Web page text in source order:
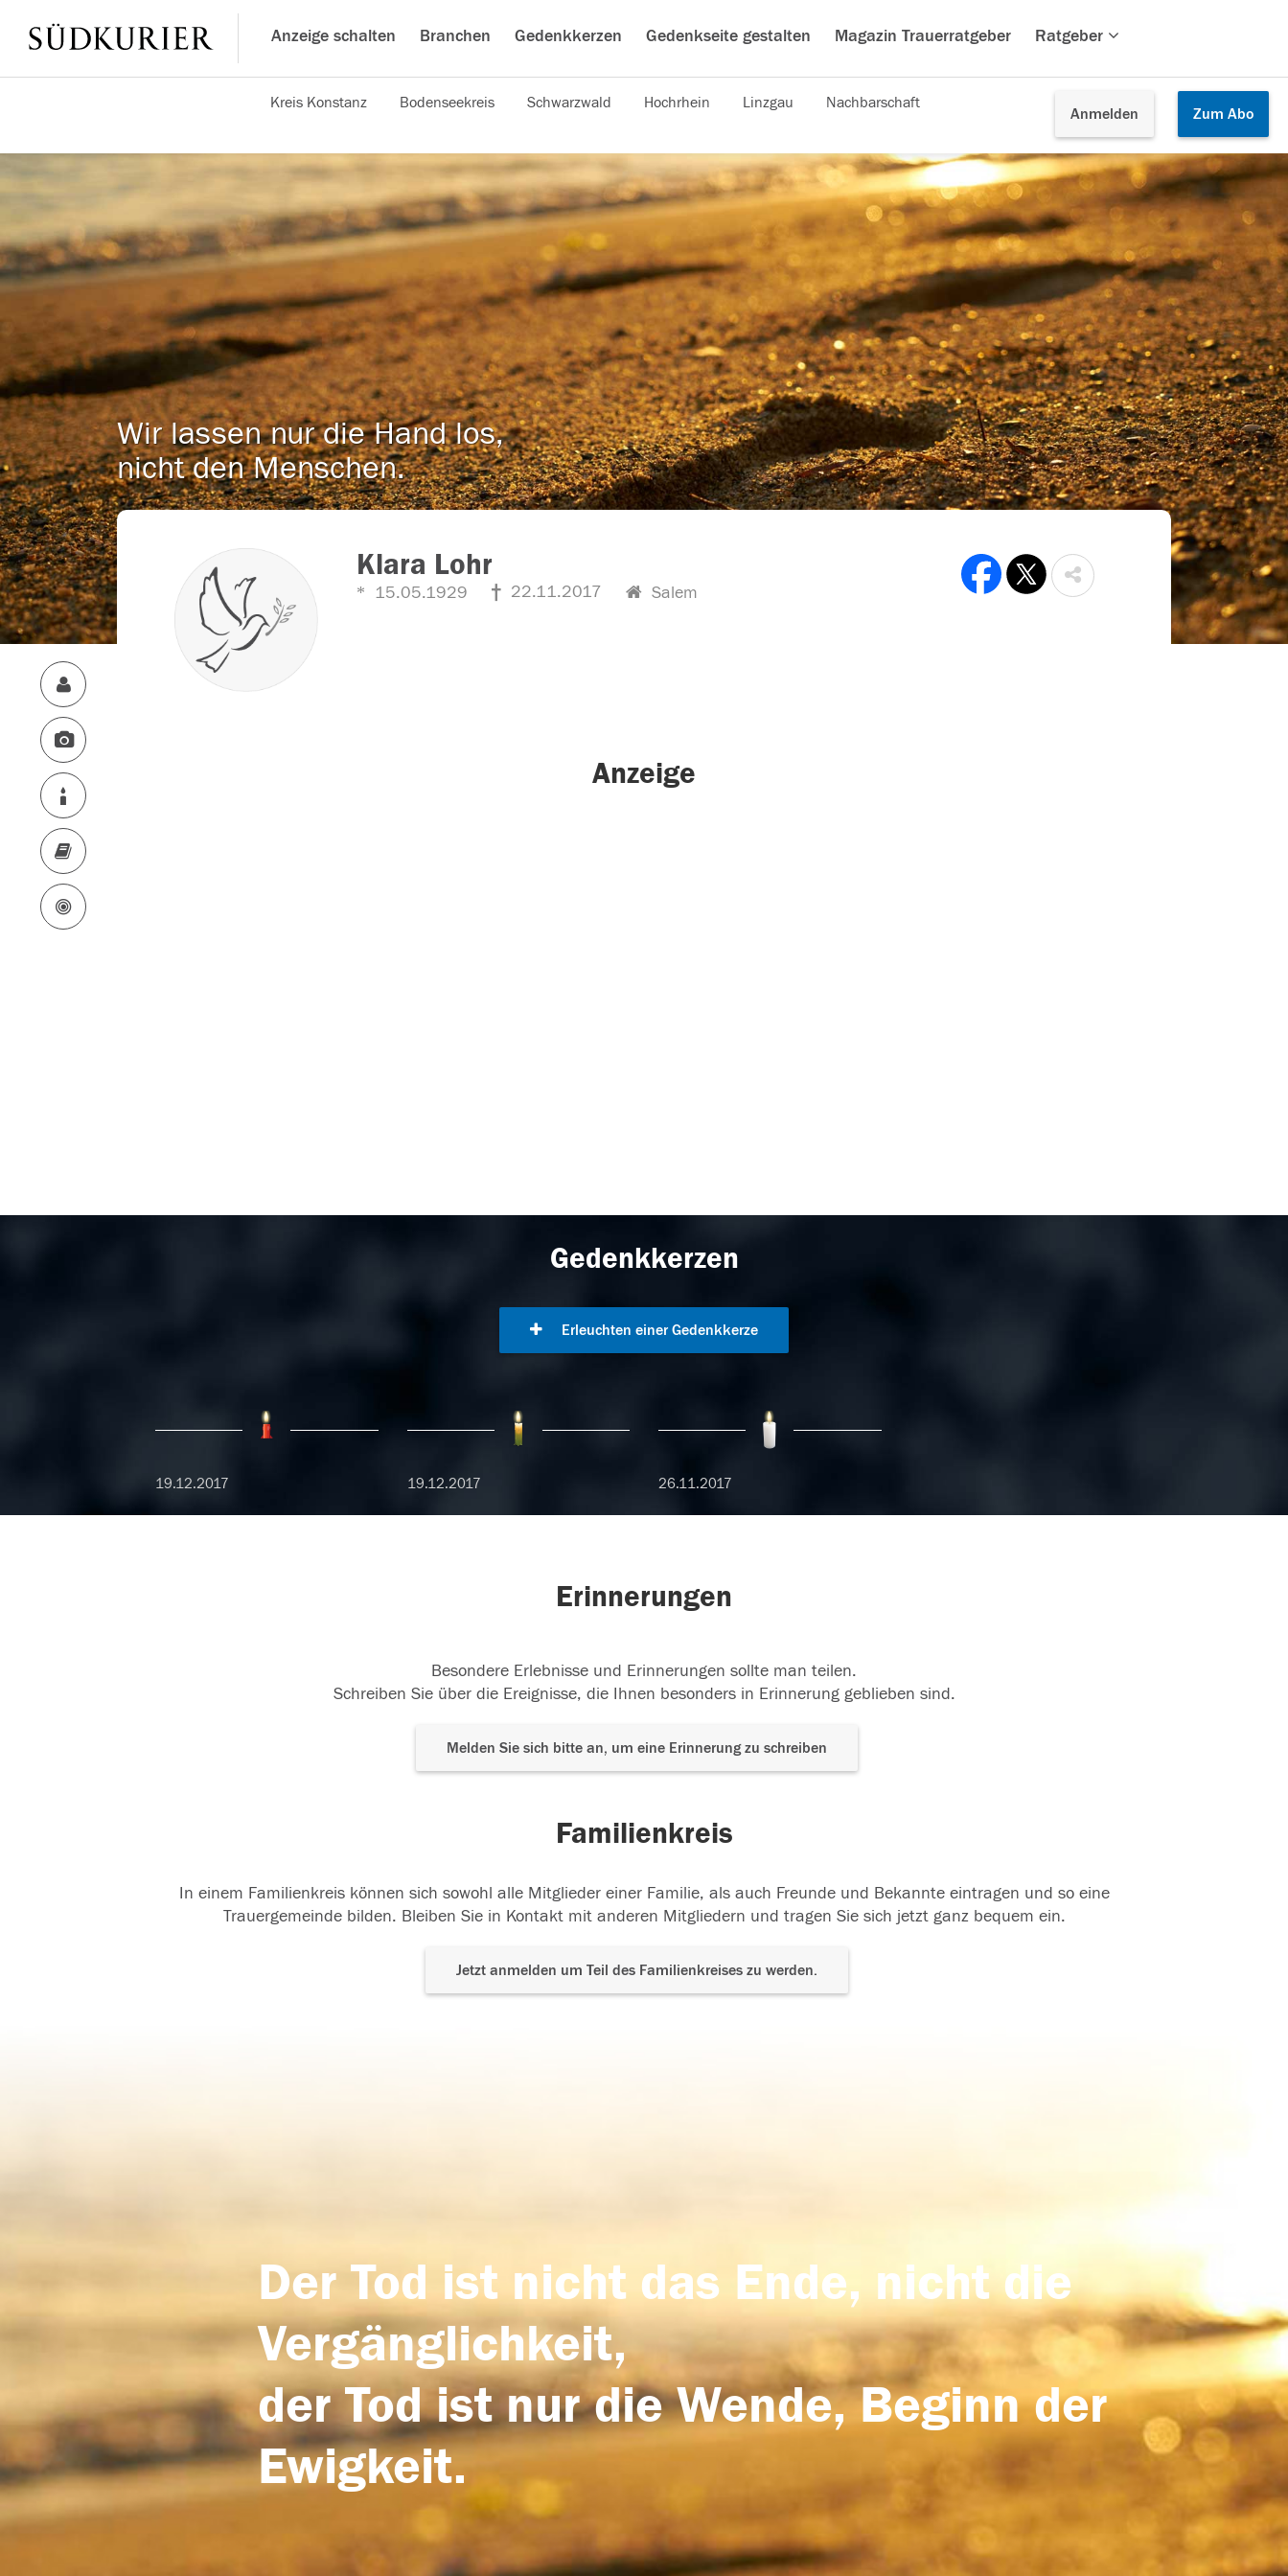
Anzeige schalten Branchen Gedenkkerzen Gedenkseite gestalten Magazin Trauerratgeber Ratgeber
Anmelden Zum Abo
Kreis Konstanz Bodenseekreis Schwarzwald Hochrhein Linzgau Nachbarschaft
Wir lassen nur die Hand los,
nicht den Menschen.
Klara Lohr
15.05.1929 22.11.2017 Salem
Anzeige
Gedenkkerzen
Erleuchten einer Gedenkkerze
19.12.2017 19.12.2017 26.11.2017
Erinnerungen
Besondere Erlebnisse und Erinnerungen sollte man teilen.
Schreiben Sie über die Ereignisse, die Ihnen besonders in Erinnerung geblieben sind.
Melden Sie sich bitte an, um eine Erinnerung zu schreiben
Familienkreis
In einem Familienkreis können sich sowohl alle Mitglieder einer Familie, als auch Freunde und Bekannte eintragen und so eine
Trauergemeinde bilden. Bleiben Sie in Kontakt mit anderen Mitgliedern und tragen Sie sich jetzt ganz bequem ein.
Jetzt anmelden um Teil des Familienkreises zu werden.
Der Tod ist nicht das Ende, nicht die
Vergänglichkeit,
der Tod ist nur die Wende, Beginn der
Ewigkeit.